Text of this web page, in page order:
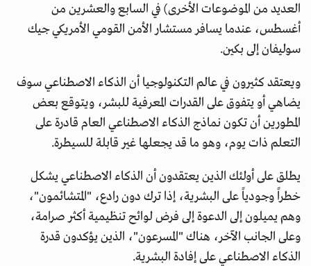
العديد من الموضوعات الأخرى) في السابع والعشرين من
أغسطس، عندما يسافر مستشار الأمن القومي الأمريكي جيك
سوليفان إلى بكين.
ويعتقد كثيرون في عالم التكنولوجيا أن الذكاء الاصطناعي سوف
يضاهي أو يتفوق على القدرات المعرفية للبشر، ويتوقع بعض
المطورين أن تكون نماذج الذكاء الاصطناعي العام قادرة على
التعلم ذات يوم، وهو ما قد يجعلها غير قابلة للسيطرة.
يطلق على أولئك الذين يعتقدون أن الذكاء الاصطناعي يشكل
خطراً وجودياً على البشرية، إذا ترك دون رادع، "المتشائمون"،
وهم يميلون إلى الدعوة إلى فرض لوائح تنظيمية أكثر صرامة،
وعلى الجانب الآخر، هناك "المسرعون"، الذين يؤكدون قدرة
الذكاء الاصطناعي على إفادة البشرية.